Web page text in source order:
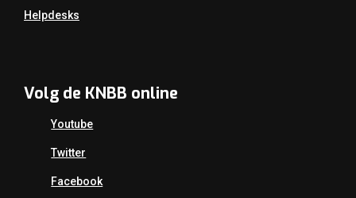
Helpdesks
Volg de KNBB online
Youtube
Twitter
Facebook